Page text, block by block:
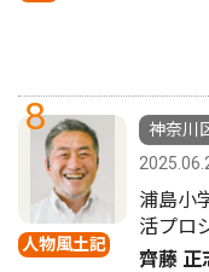
8
人物風土記
神奈川
浦島小
活プロ
齊藤 正